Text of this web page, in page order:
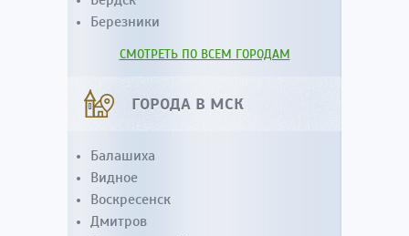
Березники
СМОТРЕТЬ ПО ВСЕМ ГОРОДАМ
ГОРОДА В МСК
Балашиха
Видное
Воскресенск
Дмитров